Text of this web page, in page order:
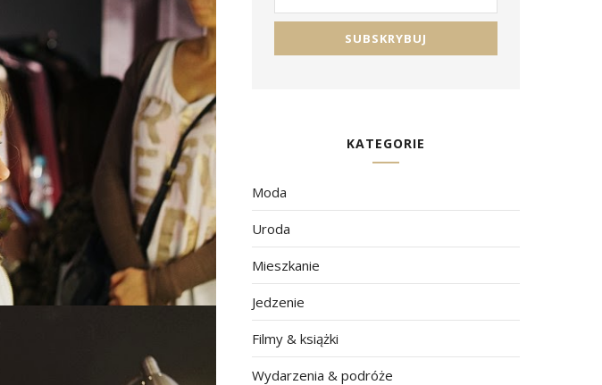
KATEGORIE
Moda
Uroda
Mieszkanie
Jedzenie
Filmy & książki
Wydarzenia & podróże